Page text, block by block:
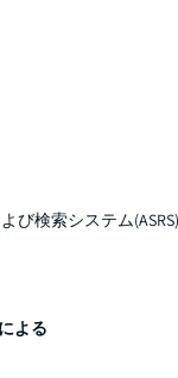
び検索システム(ASRS)
よる